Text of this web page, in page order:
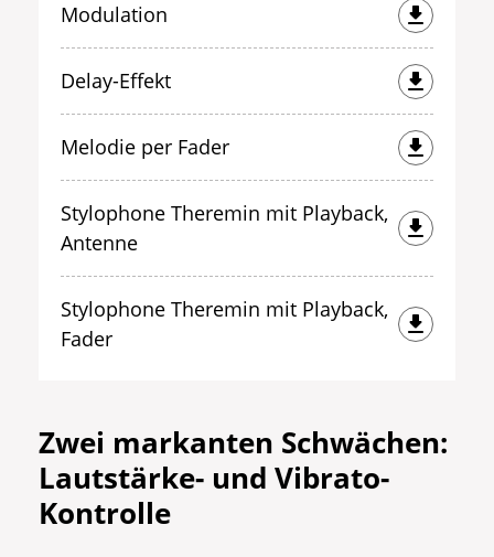
Modulation
Delay-Effekt
Melodie per Fader
Stylophone Theremin mit Playback,
Antenne
Stylophone Theremin mit Playback,
Fader
Zwei markanten Schwächen:
Lautstärke- und Vibrato-
Kontrolle